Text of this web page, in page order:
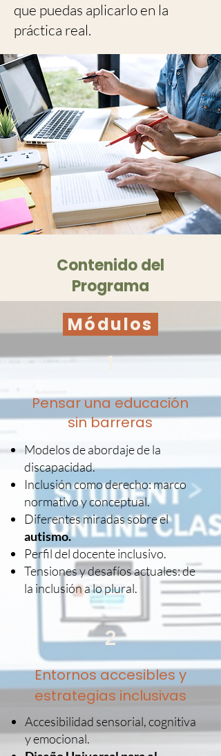
que puedas aplicarlo en la
práctica real.
Contenido del
Programa
Módulos
1
Pensar una educación
sin barreras
Modelos de abordaje de la
discapacidad.
Inclusión como derecho: marco
normativo y conceptual.
Diferentes miradas sobre el
autismo.
Perfil del docente inclusivo.
Tensiones y desafíos actuales: de
la inclusión a lo plural.
2
Entornos accesibles y
estrategias inclusivas
Accesibilidad sensorial, cognitiva
y emocional.